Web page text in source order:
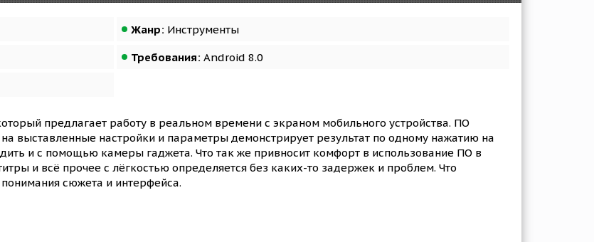
Жанр: Инструменты
Требования: Android 8.0
предлагает работу в реальном времени с экраном мобильного устройства. ПО
выставленные настройки и параметры демонстрирует результат по одному нажатию на
и с помощью камеры гаджета. Что так же привносит комфорт в использование ПО в
и всё прочее с лёгкостью определяется без каких-то задержек и проблем. Что
сюжета и интерфейса.